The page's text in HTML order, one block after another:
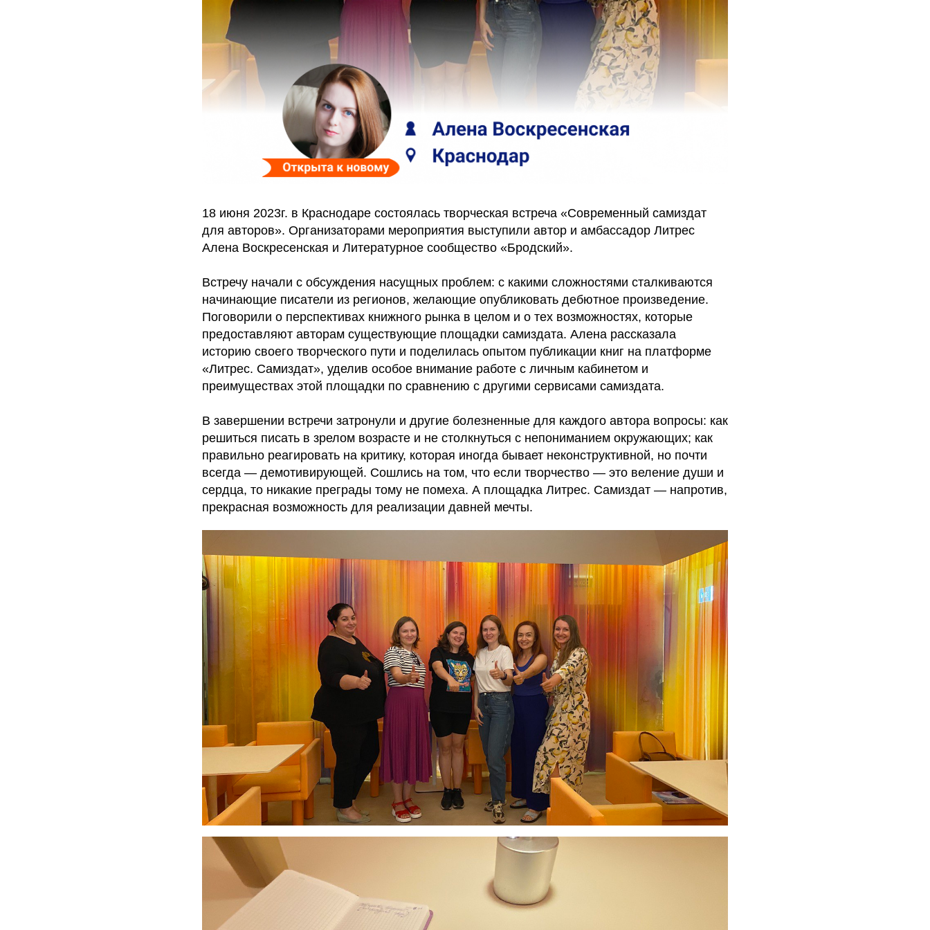
18 июня 2023г. в Краснодаре состоялась творческая встреча «Современный самиздат
для авторов». Организаторами мероприятия выступили автор и амбассадор Литрес
Алена Воскресенская и Литературное сообщество «Бродский».
Встречу начали с обсуждения насущных проблем: с какими сложностями сталкиваются
начинающие писатели из регионов, желающие опубликовать дебютное произведение.
Поговорили о перспективах книжного рынка в целом и о тех возможностях, которые
предоставляют авторам существующие площадки самиздата. Алена рассказала
историю своего творческого пути и поделилась опытом публикации книг на платформе
«Литрес. Самиздат», уделив особое внимание работе с личным кабинетом и
преимуществах этой площадки по сравнению с другими сервисами самиздата.
В завершении встречи затронули и другие болезненные для каждого автора вопросы: как
решиться писать в зрелом возрасте и не столкнуться с непониманием окружающих; как
правильно реагировать на критику, которая иногда бывает неконструктивной, но почти
всегда — демотивирующей. Сошлись на том, что если творчество — это веление души и
сердца, то никакие преграды тому не помеха. А площадка Литрес. Самиздат — напротив,
прекрасная возможность для реализации давней мечты.